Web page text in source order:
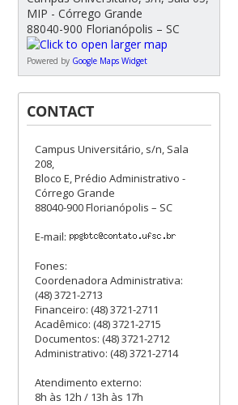
MIP - Córrego Grande
88040-900 Florianópolis – SC
Powered by Google Maps Widget
CONTACT
Campus Universitário, s/n, Sala
208,
Bloco E, Prédio Administrativo -
Córrego Grande
88040-900 Florianópolis – SC
E-mail:
Fones:
Coordenadora Administrativa:
(48) 3721-2713
Financeiro: (48) 3721-2711
Acadêmico: (48) 3721-2715
Documentos: (48) 3721-2712
Administrativo: (48) 3721-2714
Atendimento externo:
8h às 12h / 13h às 17h